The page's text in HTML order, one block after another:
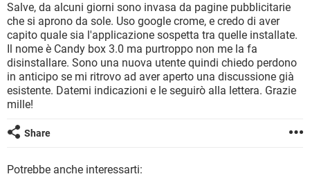
TIKTOK FACEBOOK
HARDWARE
INSTAGRAM WHATSAPP
TIKTOK FACEBOOK
HARDWARE
INTRATTENIMENTO ANDROID
iOS WINDOWS 10
INSTAGRAM WHATSAPP
TIKTOK FACEBOOK
HARDWARE
Salve, da alcuni giorni sono invasa da pagine pubblicitarie
che si aprono da sole. Uso google crome, e credo di aver
capito quale sia l'applicazione sospetta tra quelle installate.
Il nome è Candy box 3.0 ma purtroppo non me la fa
disinstallare. Sono una nuova utente quindi chiedo perdono
in anticipo se mi ritrovo ad aver aperto una discussione già
esistente. Datemi indicazioni e le seguirò alla lettera. Grazie
mille!
Share
Potrebbe anche interessarti: